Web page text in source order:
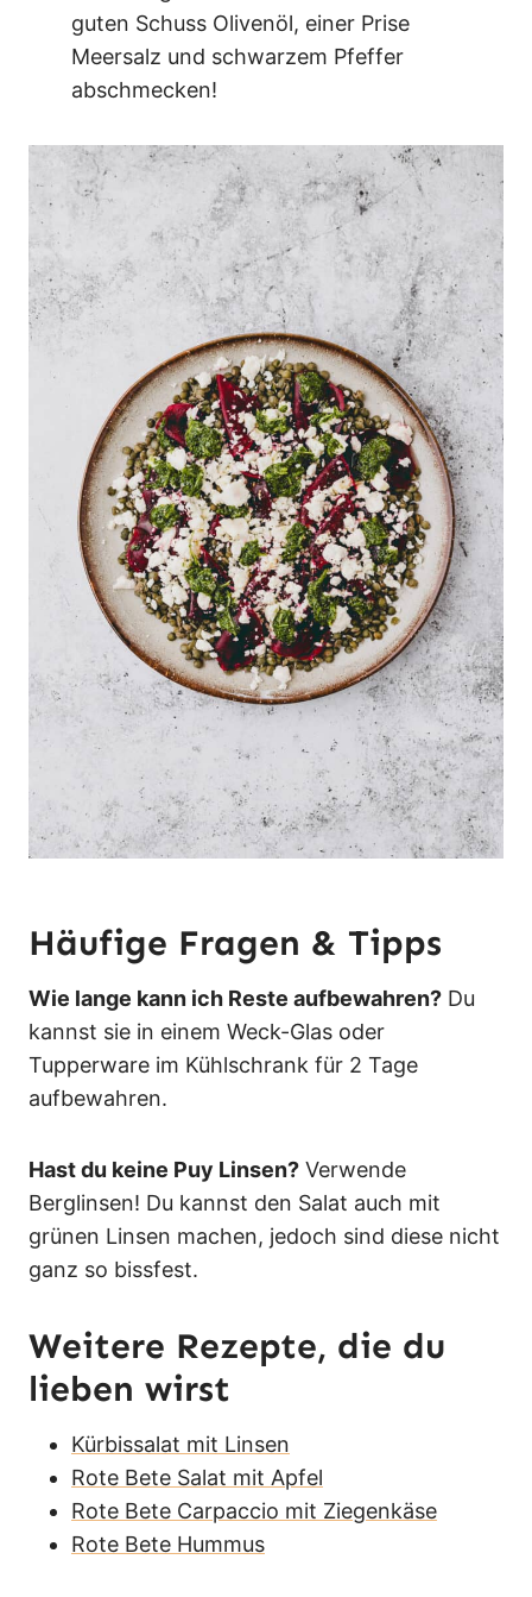
guten Schuss Olivenöl, einer Prise
Meersalz und schwarzem Pfeffer
abschmecken!
Häufige Fragen & Tipps
Wie lange kann ich Reste aufbewahren? Du
kannst sie in einem Weck-Glas oder
Tupperware im Kühlschrank für 2 Tage
aufbewahren.
Hast du keine Puy Linsen? Verwende
Berglinsen! Du kannst den Salat auch mit
grünen Linsen machen, jedoch sind diese nicht
ganz so bissfest.
Weitere Rezepte, die du
lieben wirst
Kürbissalat mit Linsen
Rote Bete Salat mit Apfel
Rote Bete Carpaccio mit Ziegenkäse
Rote Bete Hummus